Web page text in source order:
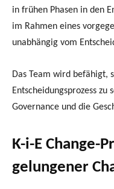
in frühen Phasen in den
im Rahmen eines
unabhängig vom
Das Team wird befähigt,
Entscheidungsprozess
Governance und die
K-i-E Change-
gelungener